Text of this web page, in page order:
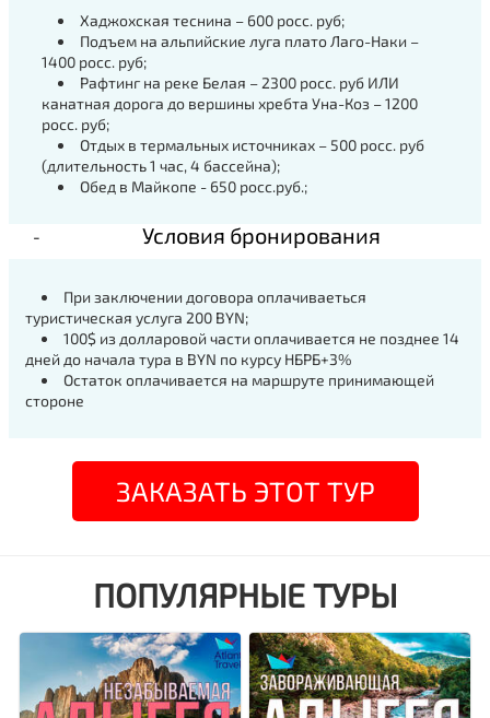
Хаджохская теснина – 600 росc. руб;
Подъем на альпийские луга плато Лаго-Наки –
1400 росс. руб;
Рафтинг на реке Белая – 2300 росс. руб ИЛИ
канатная дорога до вершины хребта Уна-Коз – 1200
росс. руб;
Отдых в термальных источниках – 500 росс. руб
(длительность 1 час, 4 бассейна);
Обед в Майкопе - 650 росс.руб.;
Условия бронирования
При заключении договора оплачиваеться
туристическая услуга 200 BYN;
100$ из долларовой части оплачивается не позднее 14
дней до начала тура в BYN по курсу НБРБ+3%
Остаток оплачивается на маршруте принимающей
стороне
ЗАКАЗАТЬ ЭТОТ ТУР
ПОПУЛЯРНЫЕ ТУРЫ